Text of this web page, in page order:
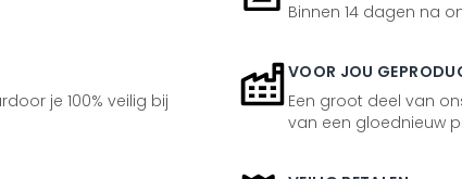
Binnen 14 dagen na
je 100% veilig bij
VOOR JOU
Een groot deel van
van een gloednieuw